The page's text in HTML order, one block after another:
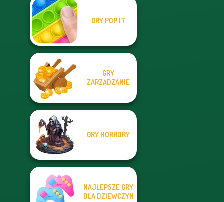
GRY POP IT
GRY
ZARZĄDZANIE
GRY HORRORY
NAJLEPSZE GRY
DLA DZIEWCZYN